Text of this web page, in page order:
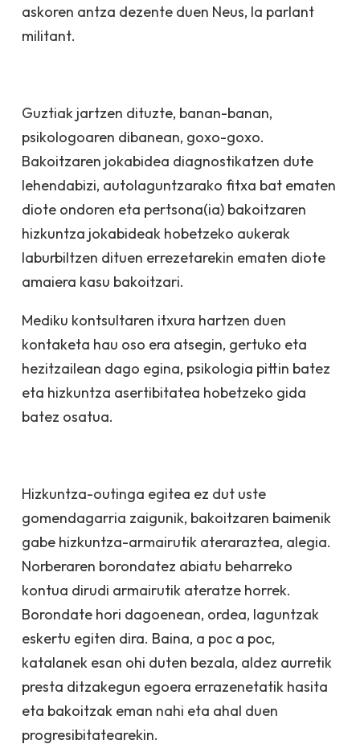
askoren antza dezente duen Neus, la parlant
militant.
Guztiak jartzen dituzte, banan-banan,
psikologoaren dibanean, goxo-goxo.
Bakoitzaren jokabidea diagnostikatzen dute
lehendabizi, autolaguntzarako fitxa bat ematen
diote ondoren eta pertsona(ia) bakoitzaren
hizkuntza jokabideak hobetzeko aukerak
laburbiltzen dituen errezetarekin ematen diote
amaiera kasu bakoitzari.
Mediku kontsultaren itxura hartzen duen
kontaketa hau oso era atsegin, gertuko eta
hezitzailean dago egina, psikologia pittin batez
eta hizkuntza asertibitatea hobetzeko gida
batez osatua.
Hizkuntza-outinga egitea ez dut uste
gomendagarria zaigunik, bakoitzaren baimenik
gabe hizkuntza-armairutik ateraraztea, alegia.
Norberaren borondatez abiatu beharreko
kontua dirudi armairutik ateratze horrek.
Borondate hori dagoenean, ordea, laguntzak
eskertu egiten dira. Baina, a poc a poc,
katalanek esan ohi duten bezala, aldez aurretik
presta ditzakegun egoera errazenetatik hasita
eta bakoitzak eman nahi eta ahal duen
progresibitatearekin.